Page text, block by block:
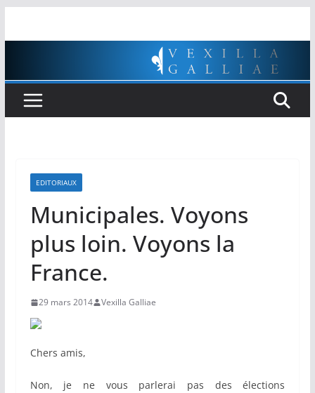
EDITORIAUX
Municipales. Voyons
plus loin. Voyons la
France.
29 mars 2014 Vexilla Galliae
Chers amis,
Non, je ne vous parlerai pas des élections